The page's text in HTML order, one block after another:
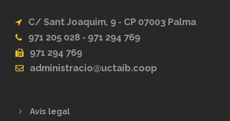
C/ Sant Joaquim, 9 - CP 07003 Palma
971 205 028 - 971 294 769
971 294 769
administracio@uctaib.coop
Avís legal